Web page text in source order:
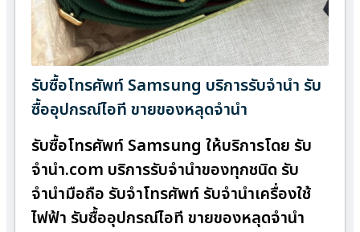
รับซื้อโทรศัพท์ Samsung บริการรับจำนำ รับ
ซื้ออุปกรณ์ไอที ขายของหลุดจำนำ
รับซื้อโทรศัพท์ Samsung ให้บริการโดย รับ
จํานํา.com บริการรับจำนำของทุกชนิด รับ
จำนำมือถือ รับจำโทรศัพท์ รับจำนำเครื่องใช้
ไฟฟ้า รับซื้ออุปกรณ์ไอที ขายของหลุดจำนำ